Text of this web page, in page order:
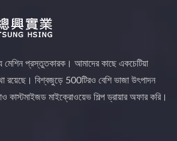
মেশিন প্রস্তুতকারক। আমাদের কাছে একচেটিয়া
রয়েছে। বিশ্বজুড়ে 500টিরও বেশি ভাজা উৎপাদন
কাস্টমাইজড মাইক্রোওয়েভ শিল্প ড্রায়ার অফার করি।